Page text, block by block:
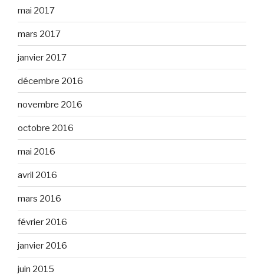
mai 2017
mars 2017
janvier 2017
décembre 2016
novembre 2016
octobre 2016
mai 2016
avril 2016
mars 2016
février 2016
janvier 2016
juin 2015